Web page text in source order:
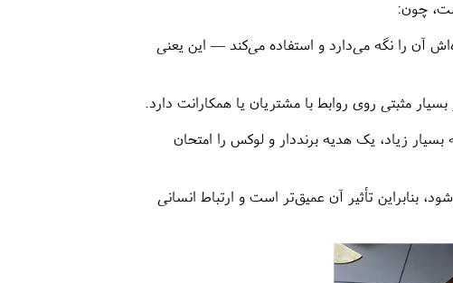
چون:
آن را نگه می‌دارد و استفاده می‌کند — این یعنی
مثبتی روی روابط با مشتریان یا همکارانت دارد.
زیاد، یک هدیه برنددار و لوکس را امتحان
تأثیر آن عمیق‌تر است و ارتباط انسانی